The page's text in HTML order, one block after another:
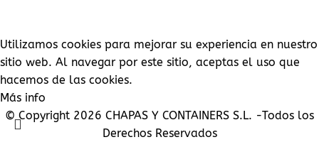
Utilizamos cookies para mejorar su experiencia en nuestro
sitio web. Al navegar por este sitio, aceptas el uso que
hacemos de las cookies.
Más info
© Copyright 2026 CHAPAS Y CONTAINERS S.L. -Todos los
Derechos Reservados